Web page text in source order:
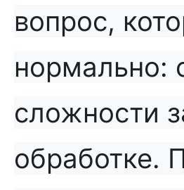
вопрос,
нормально:
сложности
обработке.